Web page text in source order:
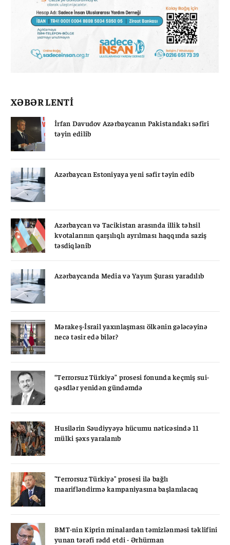
XƏBƏR LENTİ
İrfan Davudov Azərbaycanın Pakistandakı səfiri
təyin edilib
Azərbaycan Estoniyaya yeni səfir təyin edib
Azərbaycan və Tacikistan arasında illik təhsil
kvotalarının qarşılıqlı ayrılması haqqında saziş
təsdiqlənib
Azərbaycanda Media və Yayım Şurası yaradılıb
Mərakeş-İsrail yaxınlaşması ölkənin gələcəyinə
necə təsir edə bilər?
“Terrorsuz Türkiyə” prosesi fonunda keçmiş sui-
qəsdlər yenidən gündəmdə
Husilərin Səudiyyəyə hücumu nəticəsində 11
mülki şəxs yaralanıb
"Terrorsuz Türkiyə" prosesi ilə bağlı
maarifləndirmə kampaniyasına başlanılacaq
BMT-nin Kiprin minalardan təmizlənməsi təklifini
yunan tərəfi rədd etdi - Ərhürman